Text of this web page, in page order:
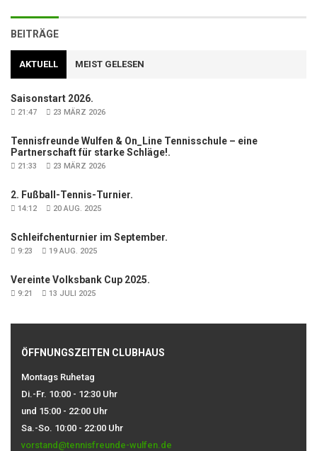
BEITRÄGE
AKTUELL MEIST GELESEN
Saisonstart 2026.
21:47 23 MÄRZ 2026
Tennisfreunde Wulfen & On_Line Tennisschule – eine
Partnerschaft für starke Schläge!.
21:33 23 MÄRZ 2026
2. Fußball-Tennis-Turnier.
14:12 20 AUG. 2025
Schleifchenturnier im September.
9:23 19 AUG. 2025
Vereinte Volksbank Cup 2025.
9:21 13 JULI 2025
ÖFFNUNGSZEITEN CLUBHAUS
Montags Ruhetag
Di.-Fr. 10:00 - 12:30 Uhr
und 15:00 - 22:00 Uhr
Sa.-So. 10:00 - 22:00 Uhr
vorstand@tennisfreunde-wulfen.de